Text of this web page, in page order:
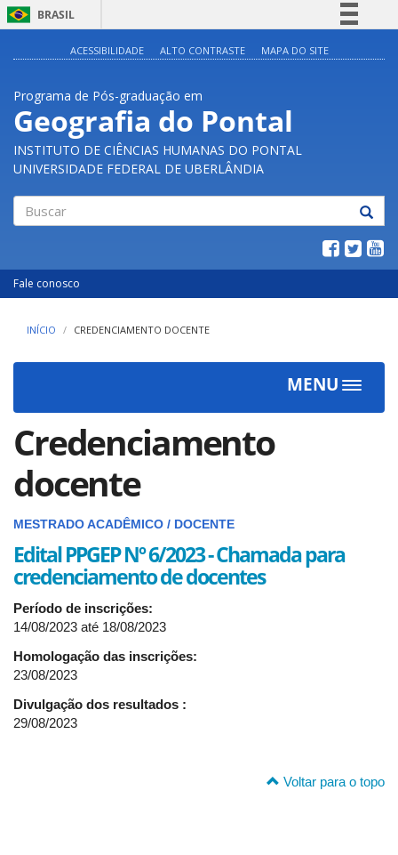
BRASIL
Acesso à informação
Legislação
Canais
ACESSIBILIDADE ALTO CONTRASTE MAPA DO SITE
Programa de Pós-graduação em
Geografia do Pontal
INSTITUTO DE CIÊNCIAS HUMANAS DO PONTAL
UNIVERSIDADE FEDERAL DE UBERLÂNDIA
Fale conosco
INÍCIO CREDENCIAMENTO DOCENTE
MENU
Toggle
Credenciamento
docente
MESTRADO ACADÊMICO / DOCENTE
Edital PPGEP Nº 6/2023 - Chamada para
credenciamento de docentes
Período de inscrições:
14/08/2023 até 18/08/2023
Homologação das inscrições:
23/08/2023
Divulgação dos resultados :
29/08/2023
Voltar para o topo